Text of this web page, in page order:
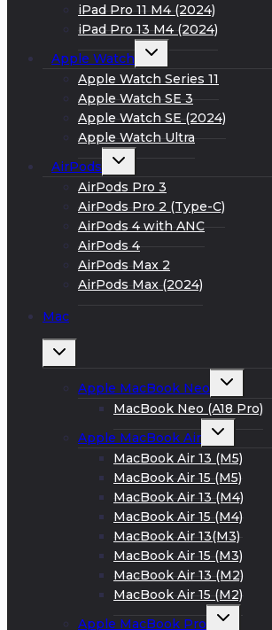
iPad Pro 11 M4 (2024)
iPad Pro 13 M4 (2024)
Apple Watch
Развернуть
дочернее
меню
Apple Watch Series 11
Apple Watch SE 3
Apple Watch SE (2024)
Apple Watch Ultra
AirPods
Развернуть
дочернее
меню
AirPods Pro 3
AirPods Pro 2 (Type-C)
AirPods 4 with ANC
AirPods 4
AirPods Max 2
AirPods Max (2024)
Mac
Развернуть
дочернее
Apple MacBook Neo
Развернуть
дочернее
меню
MacBook Neo (A18 Pro)
Apple MacBook Air
Развернуть
дочернее
меню
MacBook Air 13 (M5)
MacBook Air 15 (M5)
MacBook Air 13 (M4)
MacBook Air 15 (M4)
MacBook Air 13(M3)
MacBook Air 15 (M3)
MacBook Air 13 (M2)
MacBook Air 15 (M2)
Apple MacBook Pro
Развернуть
дочернее